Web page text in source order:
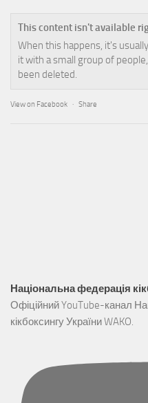
This content isn't available
When this happens, it's
it with a small group of
been deleted.
View on Facebook · Share
Національна федерація
Офіційний YouTube-канал
кікбоксингу України WAKO.